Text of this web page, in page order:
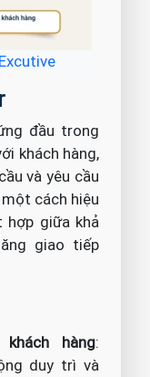
đầu trong
khách hàng,
và yêu cầu
cách hiệu
hợp giữa khả
giao tiếp
hàng:
duy trì và